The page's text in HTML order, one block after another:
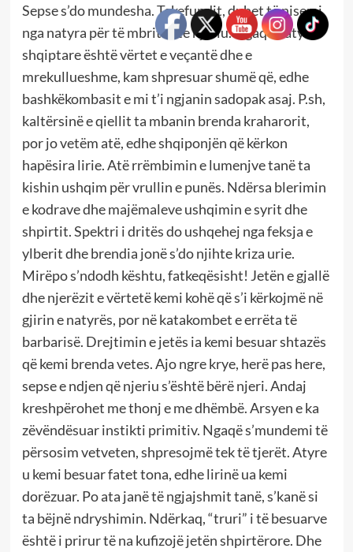
Sepse s’do mundesha. Tekefundit, duhet të nisemi
nga natyra për të mbritur te njeriu. Ngaqë natyra
shqiptare është vërtet e veçantë dhe e
mrekullueshme, kam shpresuar shumë që, edhe
bashkëkombasit e mi t’i ngjanin sadopak asaj. P.sh,
kaltërsinë e qiellit ta mbanin brenda kraharorit,
por jo vetëm atë, edhe shqiponjën që kërkon
hapësira lirie. Atë rrëmbimin e lumenjve tanë ta
kishin ushqim për vrullin e punës. Ndërsa blerimin
e kodrave dhe majëmaleve ushqimin e syrit dhe
shpirtit. Spektri i dritës do ushqehej nga feksja e
ylberit dhe brendia jonë s’do njihte kriza urie.
Mirëpo s’ndodh kështu, fatkeqësisht! Jetën e gjallë
dhe njerëzit e vërtetë kemi kohë që s’i kërkojmë në
gjirin e natyrës, por në katakombet e errëta të
barbarisë. Drejtimin e jetës ia kemi besuar shtazës
që kemi brenda vetes. Ajo ngre krye, herë pas here,
sepse e ndjen që njeriu s’është bërë njeri. Andaj
kreshpërohet me thonj e me dhëmbë. Arsyen e ka
zëvëndësuar instikti primitiv. Ngaqë s’mundemi të
përsosim vetveten, shpresojmë tek të tjerët. Atyre
u kemi besuar fatet tona, edhe lirinë ua kemi
dorëzuar. Po ata janë të ngjajshmit tanë, s’kanë si
ta bëjnë ndryshimin. Ndërkaq, “truri” i të besuarve
është i prirur të na kufizojë jetën shpirtërore. Dhe